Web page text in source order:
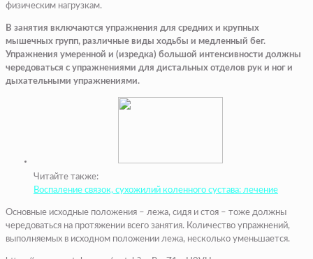
физическим нагрузкам.
В занятия включаются упражнения для средних и крупных
мышечных групп, различные виды ходьбы и медленный бег.
Упражнения умеренной и (изредка) большой интенсивности должны
чередоваться с упражнениями для дистальных отделов рук и ног и
дыхательными упражнениями.
Читайте также:
Воспаление связок, сухожилий коленного сустава: лечение
Основные исходные положения – лежа, сидя и стоя – тоже должны
чередоваться на протяжении всего занятия. Количество упражнений,
выполняемых в исходном положении лежа, несколько уменьшается.